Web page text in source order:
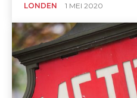
LONDEN 1 MEI 2020